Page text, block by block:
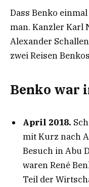
Dass Benko
man. Kanzler Karl
Alexander
zwei Reisen
Benko war
April 2018.
mit Kurz nach
Besuch in Abu
waren René
Teil der